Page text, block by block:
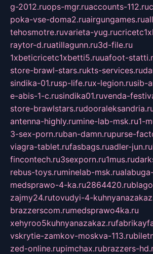
g-2012.ruops-mgr.ruaccounts-112.ru
poka-vse-doma2.ruairgungames.ru
tehosmotre.ruvarieta-yug.ru
raytor-d.ruatillagunn.ru3d-file.ru
1xbeticricetc1xbetti5.ruuafoot-
store-brawl-stars.rukts-services.ru
sindika-01.rusp-life.rux-legion.rusib-
e-abis-1-c.rusindika01.ruvenda-
store-brawlstars.ru
antenna-highly.rumine-lab-msk.ru1-
3-sex-porn.ruban-damn.rupurse-
viagra-tablet.rufasbags.ruadler-jun.ru
fincontech.ru3sexporn.ru1mus.ru
rebus-toys.ruminelab-msk.ru
medsprawo-4-ka.ru2864420.ru
zajmy24.rutovudyi-4-
brazzerscom.rumedsprawo4ka.ru
xehyroo5kuhnyanazakaz.ru
vskrytie-zamkov-moskva-113.ru
zed-online.rupimchax.rubrazzers-